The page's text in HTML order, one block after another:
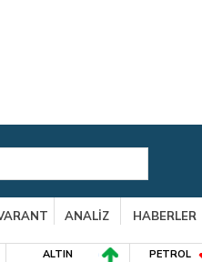
ANALİZ HABERLER
ALTIN PETROL